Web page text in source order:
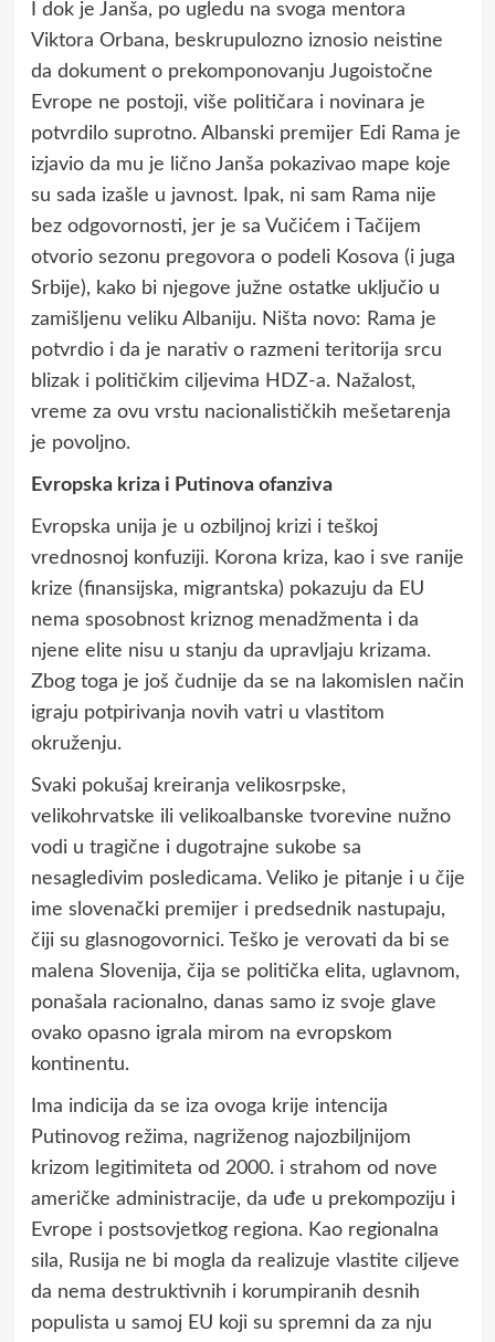
I dok je Janša, po ugledu na svoga mentora
Viktora Orbana, beskrupulozno iznosio neistine
da dokument o prekomponovanju Jugoistočne
Evrope ne postoji, više političara i novinara je
potvrdilo suprotno. Albanski premijer Edi Rama je
izjavio da mu je lično Janša pokazivao mape koje
su sada izašle u javnost. Ipak, ni sam Rama nije
bez odgovornosti, jer je sa Vučićem i Tačijem
otvorio sezonu pregovora o podeli Kosova (i juga
Srbije), kako bi njegove južne ostatke uključio u
zamišljenu veliku Albaniju. Ništa novo: Rama je
potvrdio i da je narativ o razmeni teritorija srcu
blizak i političkim ciljevima HDZ-a. Nažalost,
vreme za ovu vrstu nacionalističkih mešetarenja
je povoljno.
Evropska kriza i Putinova ofanziva
Evropska unija je u ozbiljnoj krizi i teškoj
vrednosnoj konfuziji. Korona kriza, kao i sve ranije
krize (finansijska, migrantska) pokazuju da EU
nema sposobnost kriznog menadžmenta i da
njene elite nisu u stanju da upravljaju krizama.
Zbog toga je još čudnije da se na lakomislen način
igraju potpirivanja novih vatri u vlastitom
okruženju.
Svaki pokušaj kreiranja velikosrpske,
velikohrvatske ili velikoalbanske tvorevine nužno
vodi u tragične i dugotrajne sukobe sa
nesagledivim posledicama. Veliko je pitanje i u čije
ime slovenački premijer i predsednik nastupaju,
čiji su glasnogovornici. Teško je verovati da bi se
malena Slovenija, čija se politička elita, uglavnom,
ponašala racionalno, danas samo iz svoje glave
ovako opasno igrala mirom na evropskom
kontinentu.
Ima indicija da se iza ovoga krije intencija
Putinovog režima, nagriženog najozbiljnijom
krizom legitimiteta od 2000. i strahom od nove
američke administracije, da uđe u prekompoziju i
Evrope i postsovjetkog regiona. Kao regionalna
sila, Rusija ne bi mogla da realizuje vlastite ciljeve
da nema destruktivnih i korumpiranih desnih
populista u samoj EU koji su spremni da za nju